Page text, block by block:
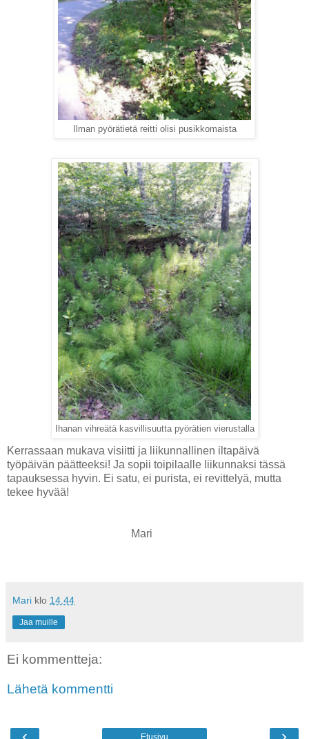
Ilman pyörätietä reitti olisi pusikkomaista
Ihanan vihreätä kasvillisuutta pyörätien vierustalla
Kerrassaan mukava visiitti ja liikunnallinen iltapäivä
työpäivän päätteeksi! Ja sopii toipilaalle liikunnaksi tässä
tapauksessa hyvin. Ei satu, ei purista, ei revittelyä, mutta
tekee hyvää!
Mari
Mari klo 14.44
Jaa muille
Ei kommentteja:
Lähetä kommentti
Etusivu